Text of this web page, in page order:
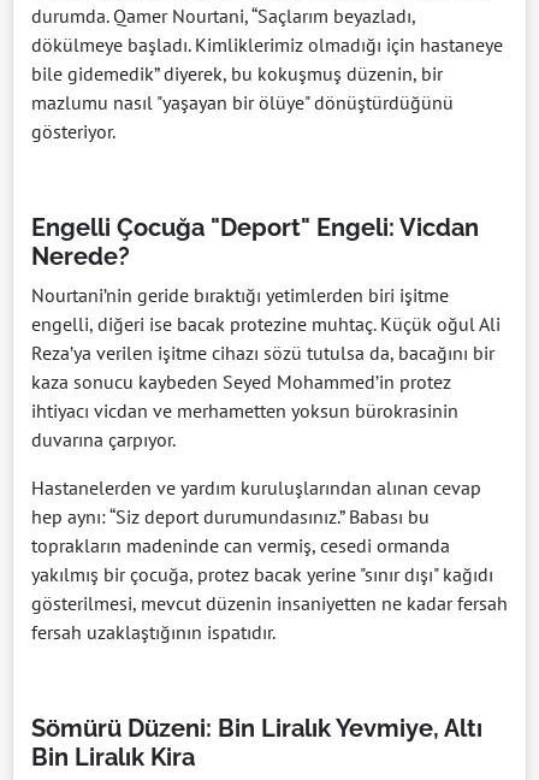
durumda. Qamer Nourtani, “Saçlarım beyazladı,
dökülmeye başladı. Kimliklerimiz olmadığı için hastaneye
bile gidemedik” diyerek, bu kokuşmuş düzenin, bir
mazlumu nasıl "yaşayan bir ölüye" dönüştürdüğünü
gösteriyor.
Engelli Çocuğa "Deport" Engeli: Vicdan
Nerede?
Nourtani’nin geride bıraktığı yetimlerden biri işitme
engelli, diğeri ise bacak protezine muhtaç. Küçük oğul Ali
Reza’ya verilen işitme cihazı sözü tutulsa da, bacağını bir
kaza sonucu kaybeden Seyed Mohammed’in protez
ihtiyacı vicdan ve merhametten yoksun bürokrasinin
duvarına çarpıyor.
Hastanelerden ve yardım kuruluşlarından alınan cevap
hep aynı: “Siz deport durumundasınız.” Babası bu
toprakların madeninde can vermiş, cesedi ormanda
yakılmış bir çocuğa, protez bacak yerine "sınır dışı" kağıdı
gösterilmesi, mevcut düzenin insaniyetten ne kadar fersah
fersah uzaklaştığının ispatıdır.
Sömürü Düzeni: Bin Liralık Yevmiye, Altı
Bin Liralık Kira